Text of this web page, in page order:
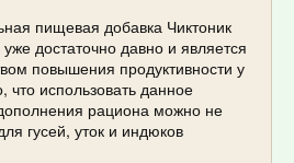
пищевая добавка Чиктоник
достаточно давно и является
повышения продуктивности у
что использовать данное
рациона можно не
гусей, уток и индюков